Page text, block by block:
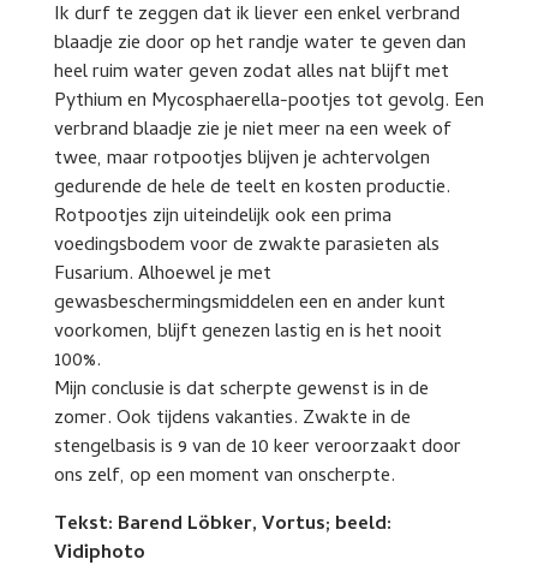
Ik durf te zeggen dat ik liever een enkel verbrand
blaadje zie door op het randje water te geven dan
heel ruim water geven zodat alles nat blijft met
Pythium en Mycosphaerella-pootjes tot gevolg. Een
verbrand blaadje zie je niet meer na een week of
twee, maar rotpootjes blijven je achtervolgen
gedurende de hele de teelt en kosten productie.
Rotpootjes zijn uiteindelijk ook een prima
voedingsbodem voor de zwakte parasieten als
Fusarium. Alhoewel je met
gewasbeschermingsmiddelen een en ander kunt
voorkomen, blijft genezen lastig en is het nooit
100%.
Mijn conclusie is dat scherpte gewenst is in de
zomer. Ook tijdens vakanties. Zwakte in de
stengelbasis is 9 van de 10 keer veroorzaakt door
ons zelf, op een moment van onscherpte.
Tekst: Barend Löbker, Vortus; beeld:
Vidiphoto